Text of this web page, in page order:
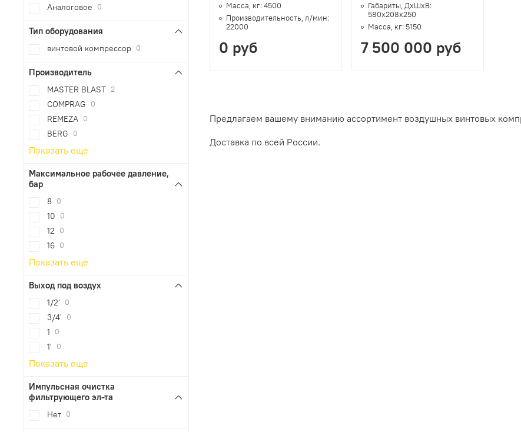
Масса, кг:4500
Производительность, л/мин:
22000
0 руб
Габариты, ДхШхВ:
580x208x250
Масса, кг: 5150
7 500 000 руб
Предлагаем вашему вниманию ассортимент воздушных винтовых
Доставка по всей России.
Аналоговое 0
Тип оборудования
винтовой компрессор 0
Производитель
MASTER BLAST 2
COMPRAG 0
REMEZA 0
BERG 0
Показать еще
Максимальное рабочее давление,
бар
8 0
10 0
12 0
16 0
Показать еще
Выход под воздух
1/2' 0
3/4' 0
1 0
1' 0
Показать еще
Импульсная очистка
фильтрующего эл-та
Нет 0